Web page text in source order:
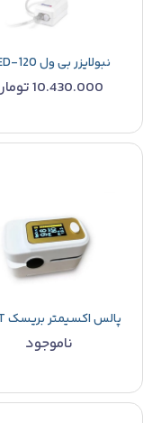
نبولایزر بی ول MED-120
10.430.000
پالس اکسیمتر بریسک F02T
ناموجود